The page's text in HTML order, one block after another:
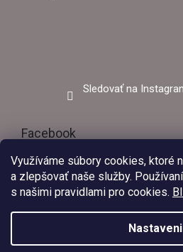
Využíváme súbory cookies, ktoré
a zlepšovať naše služby.
s našimi pravidlami pro cookies.
V dňoch 03.08.2026 – 09.08.2026 bude
Sledovať na
Facebook
Ezvar.sk